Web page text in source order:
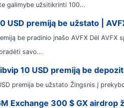
galimybe užsitikrinti 100...
USD premiją be užstato |
be pradinio įnašo AVFX Dėl AVFX
savo...
10 USD premiją be
premija be užstato Žingsnis į
Exchange 300 $ GX